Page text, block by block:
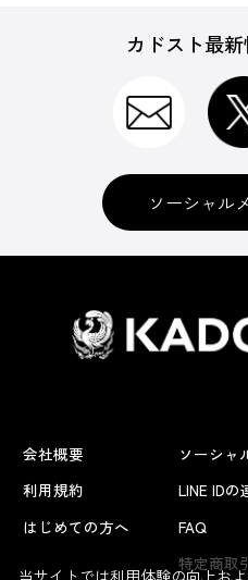
カドスト最
ソーシャル
会社概要
利用規約
はじめての方へ
ソーシャ
LINE ID
FAQ
特定商取